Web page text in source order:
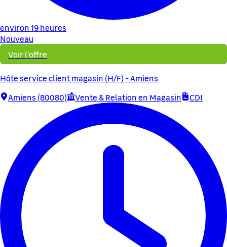
environ 19 heures
Nouveau
Voir l'offre
Hôte service client magasin (H/F) - Amiens
Amiens (80080)
Vente & Relation en Magasin CDI